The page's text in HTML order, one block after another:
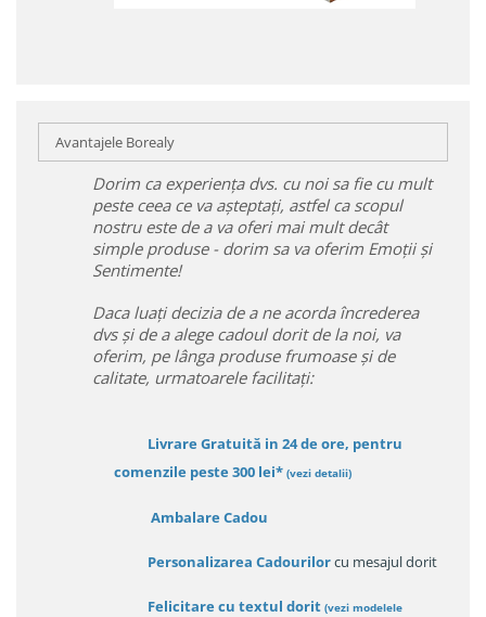
Avantajele Borealy
Dorim ca experiența dvs. cu noi sa fie cu mult
peste ceea ce va așteptați, astfel ca scopul
nostru este de a va oferi mai mult decât
simple produse - dorim sa va oferim Emoții și
Sentimente!
Daca luați decizia de a ne acorda încrederea
dvs și de a alege cadoul dorit de la noi, va
oferim, pe lânga produse frumoase și de
calitate, urmatoarele facilitați:
Livrare Gratuită in 24 de ore, pentru
comenzile peste 300 lei* (vezi detalii)
Ambalare Cadou
Personalizarea Cadourilorcu mesajul dorit
Felicitare cu textul dorit (vezi modelele